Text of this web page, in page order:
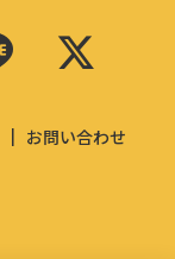
お問い合わせ